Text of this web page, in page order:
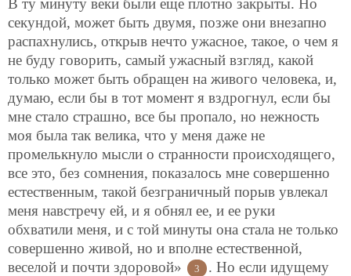
В ту минуту веки были еще плотно закрыты. Но
секундой, может быть двумя, позже они внезапно
распахнулись, открыв нечто ужасное, такое, о чем я
не буду говорить, самый ужасный взгляд, какой
только может быть обращен на живого человека, и,
думаю, если бы в тот момент я вздрогнул, если бы
мне стало страшно, все бы пропало, но нежность
моя была так велика, что у меня даже не
промелькнуло мысли о странности происходящего,
все это, без сомнения, показалось мне совершенно
естественным, такой безграничный порыв увлекал
меня навстречу ей, и я обнял ее, и ее руки
обхватили меня, и с той минуты она стала не только
совершенно живой, но и вполне естественной,
веселой и почти здоровой»
3
. Но если идущему